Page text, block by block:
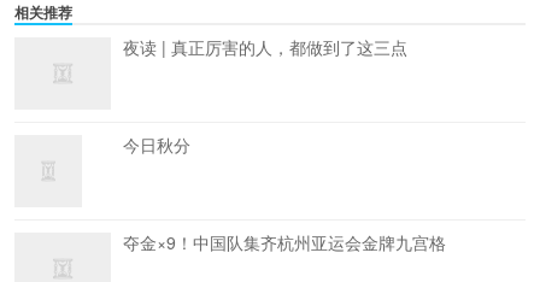
相关推荐
夜读 | 真正厉害的人，都做到了这三点
今日秋分
夺金×9！中国队集齐杭州亚运会金牌九宫格